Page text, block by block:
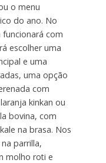
o menu
do ano. No
com
escolher uma
e uma
uma opção
com
kinkan ou
bovina, com
na brasa. Nos
parrilla,
molho roti e